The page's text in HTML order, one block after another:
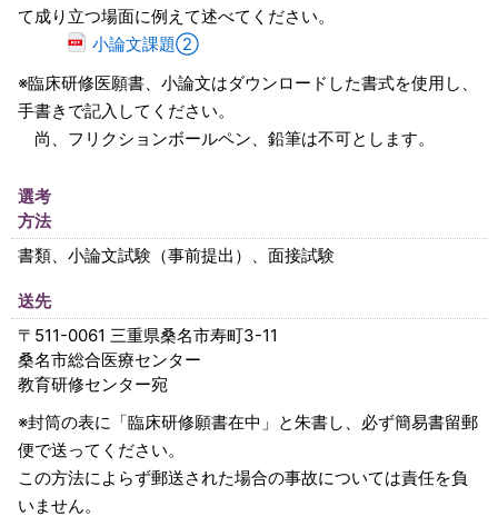
て成り立つ場面に例えて述べてください。
小論文課題②
※臨床研修医願書、小論文はダウンロードした書式を使用し、
手書きで記入してください。
尚、フリクションボールペン、鉛筆は不可とします。
選考
方法
書類、小論文試験（事前提出）、面接試験
送先
〒511-0061 三重県桑名市寿町3-11
桑名市総合医療センター
教育研修センター宛
※封筒の表に「臨床研修願書在中」と朱書し、必ず簡易書留郵
便で送ってください。
この方法によらず郵送された場合の事故については責任を負
いません。